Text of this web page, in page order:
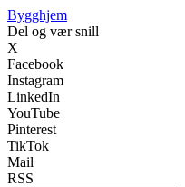
Bygghjem
Del og vær snill
X
Facebook
Instagram
LinkedIn
YouTube
Pinterest
TikTok
Mail
RSS